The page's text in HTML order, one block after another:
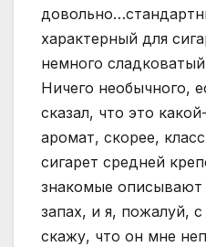
характерный для
немного
Ничего необычного,
сказал, что это
аромат, скорее,
сигарет средней
знакомые описывают
запах, и я, пожалуй,
скажу, что он мне